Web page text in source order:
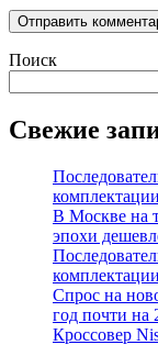
Поиск
Свежие
В Москве на
эпохи
Спрос на
год почти
Кроссовер